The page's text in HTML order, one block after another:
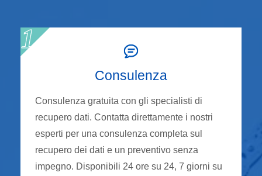
Consulenza
Consulenza gratuita con gli specialisti di
recupero dati. Contatta direttamente i nostri
esperti per una consulenza completa sul
recupero dei dati e un preventivo senza
impegno. Disponibili 24 ore su 24, 7 giorni su